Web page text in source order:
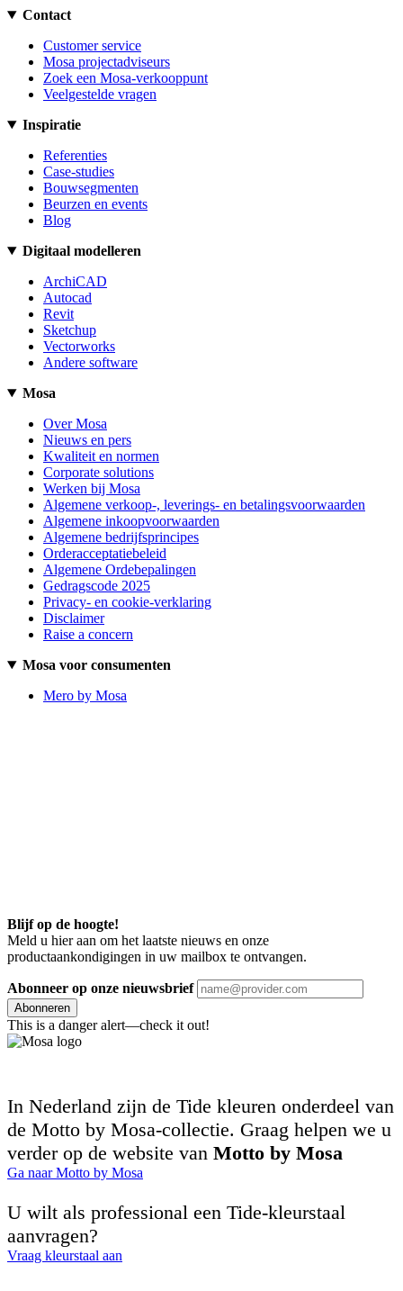
Contact
Customer service
Mosa projectadviseurs
Zoek een Mosa-verkooppunt
Veelgestelde vragen
Inspiratie
Referenties
Case-studies
Bouwsegmenten
Beurzen en events
Blog
Digitaal modelleren
ArchiCAD
Autocad
Revit
Sketchup
Vectorworks
Andere software
Mosa
Over Mosa
Nieuws en pers
Kwaliteit en normen
Corporate solutions
Werken bij Mosa
Algemene verkoop-, leverings- en betalingsvoorwaarden
Algemene inkoopvoorwaarden
Algemene bedrijfsprincipes
Orderacceptatiebeleid
Algemene Ordebepalingen
Gedragscode 2025
Privacy- en cookie-verklaring
Disclaimer
Raise a concern
Mosa voor consumenten
Mero by Mosa
Blijf op de hoogte!
Meld u hier aan om het laatste nieuws en onze
productaankondigingen in uw mailbox te ontvangen.
Abonneer op onze nieuwsbrief
Abonneren
This is a danger alert—check it out!
In Nederland zijn de Tide kleuren onderdeel van
de Motto by Mosa-collectie. Graag helpen we u
verder op de website van Motto by Mosa
Ga naar Motto by Mosa
U wilt als professional een Tide-kleurstaal
aanvragen?
Vraag kleurstaal aan